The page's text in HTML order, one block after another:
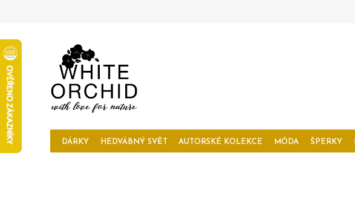
DÁRKY HEDVÁBNÝ SVĚT AUTORSKÉ KOLEKCE MÓDA ŠPERKY